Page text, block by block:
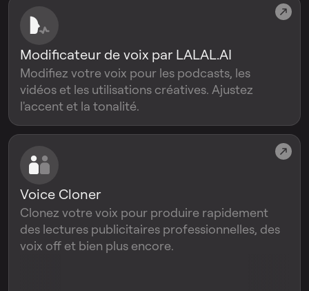
Modificateur de voix par LALAL.AI
Modifiez votre voix pour les podcasts, les
vidéos et les utilisations créatives. Ajustez
l'accent et la tonalité.
Voice Cloner
Clonez votre voix pour produire rapidement
des lectures publicitaires professionnelles, des
voix off et bien plus encore.